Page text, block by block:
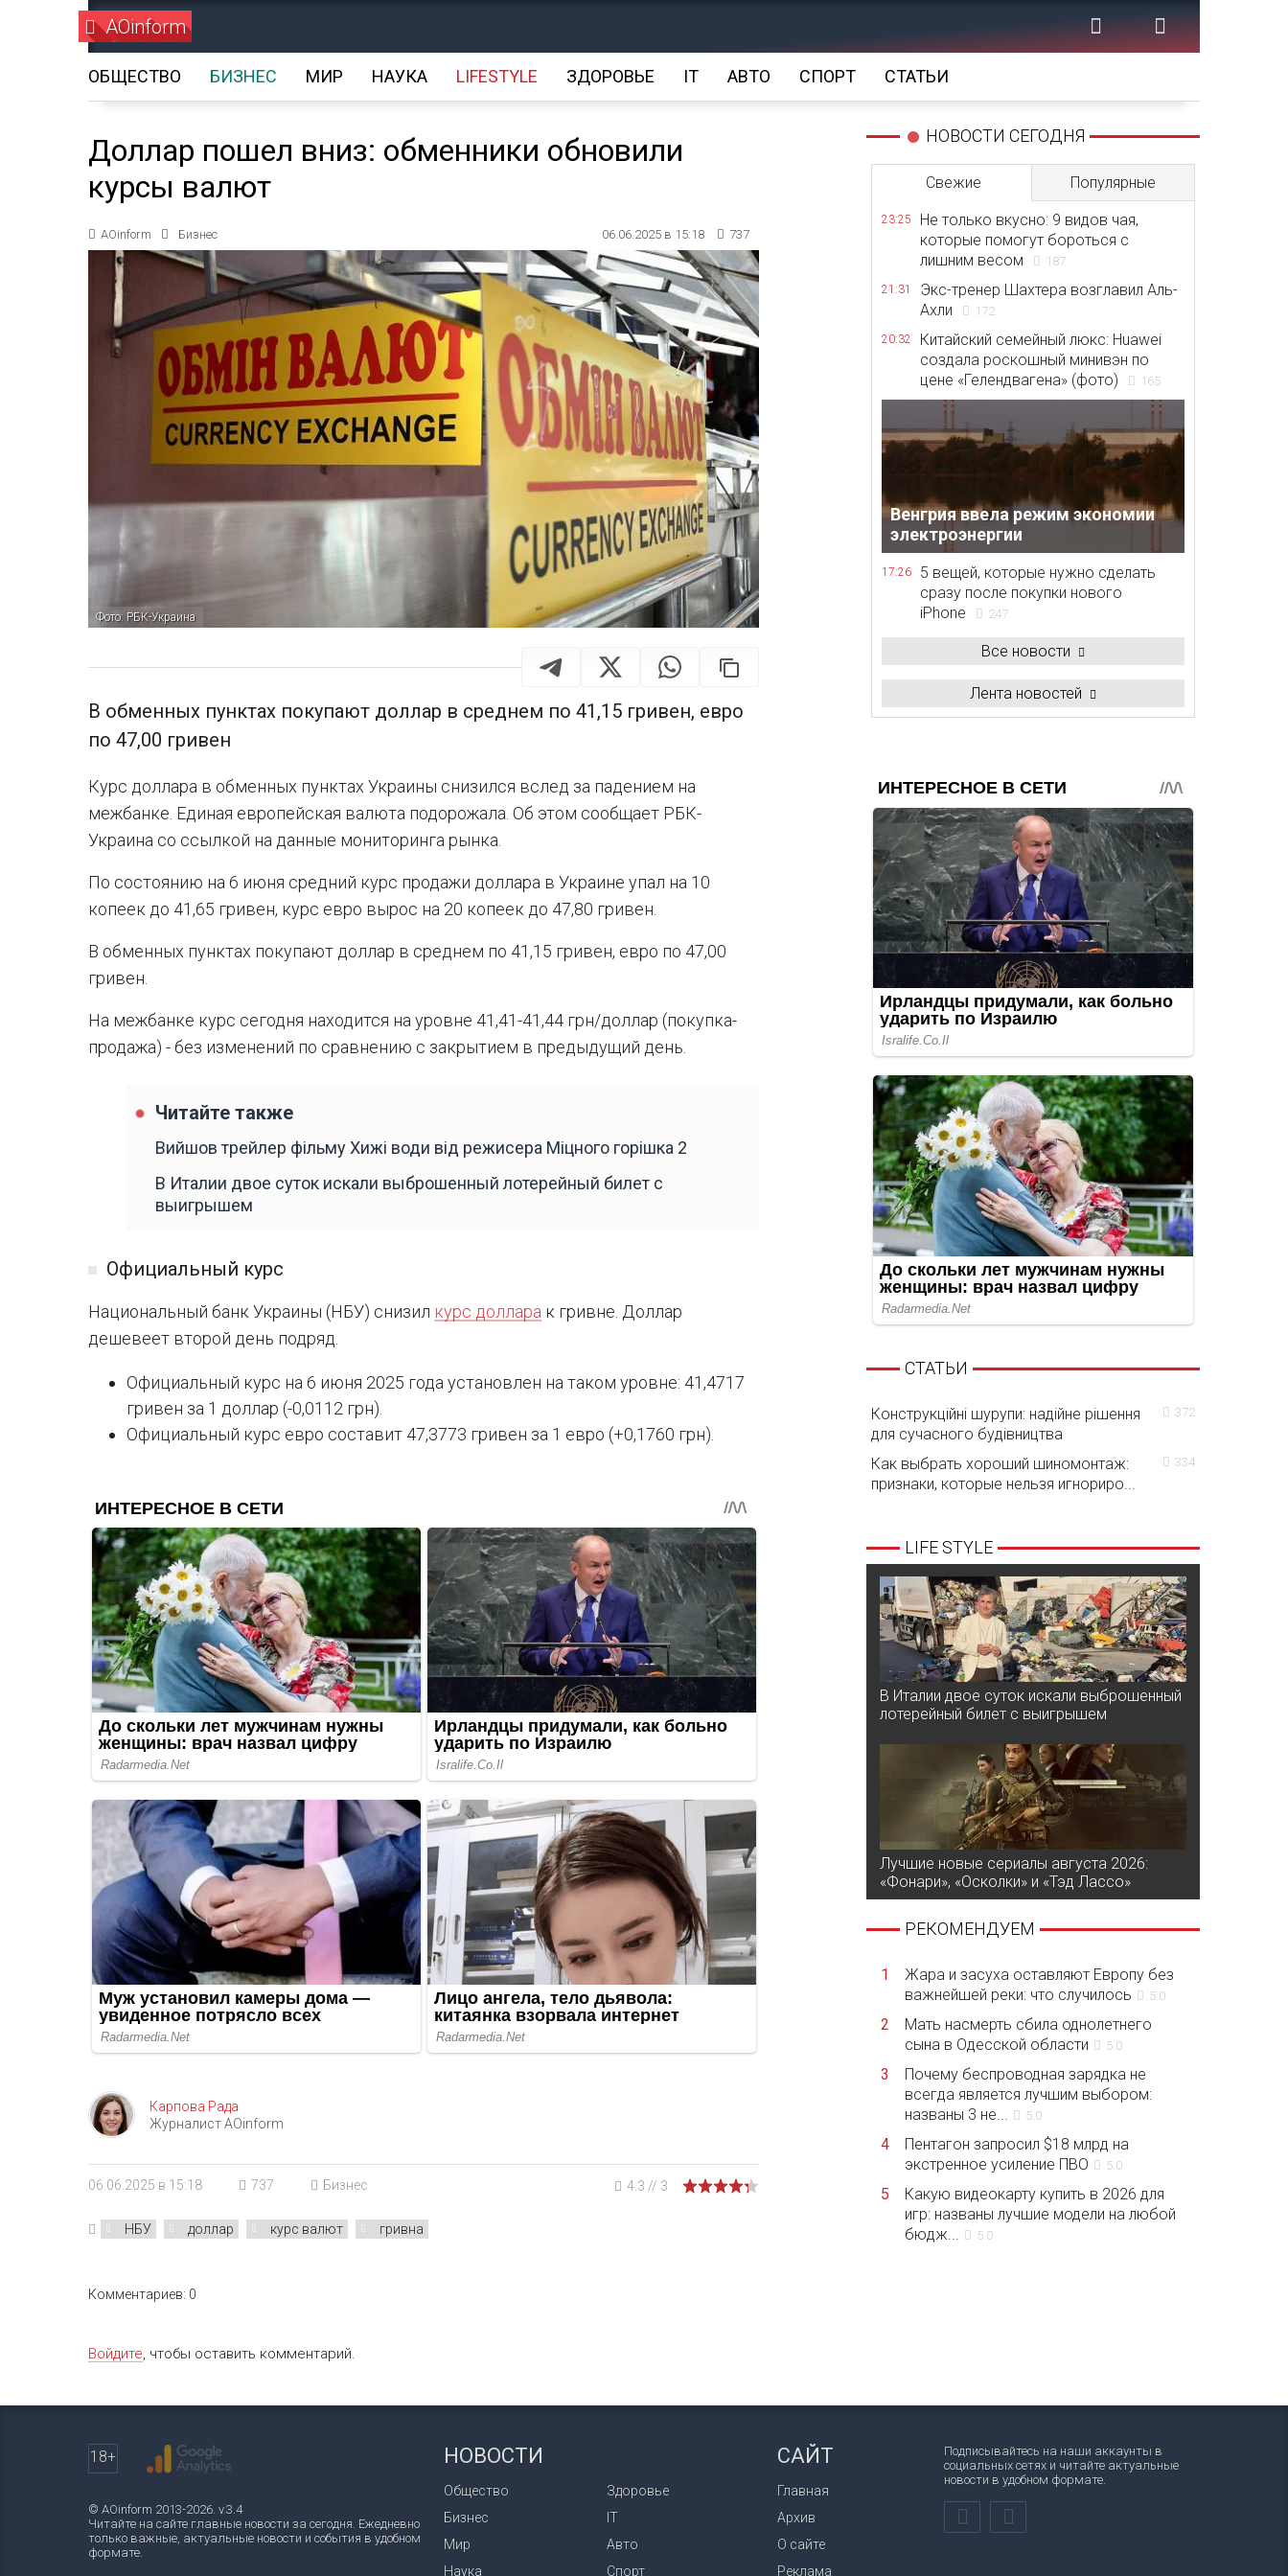
AOinform
ОБЩЕСТВО БИЗНЕС МИР НАУКА LIFESTYLE ЗДОРОВЬЕ IT АВТО СПОРТ СТАТЬИ
Доллар пошел вниз: обменники обновили
курсы валют
AOinform Бизнес 06.06.2025 в 15:18 737
Фото: РБК-Украина
В обменных пунктах покупают доллар в среднем по 41,15 гривен, евро
по 47,00 гривен
Курс доллара в обменных пунктах Украины снизился вслед за падением на
межбанке. Единая европейская валюта подорожала. Об этом сообщает РБК-
Украина со ссылкой на данные мониторинга рынка.
По состоянию на 6 июня средний курс продажи доллара в Украине упал на 10
копеек до 41,65 гривен, курс евро вырос на 20 копеек до 47,80 гривен.
В обменных пунктах покупают доллар в среднем по 41,15 гривен, евро по 47,00
гривен.
На межбанке курс сегодня находится на уровне 41,41-41,44 грн/доллар (покупка-
продажа) - без изменений по сравнению с закрытием в предыдущий день.
Читайте также
Вийшов трейлер фільму Хижі води від режисера Міцного горішка 2
В Италии двое суток искали выброшенный лотерейный билет с
выигрышем
Официальный курс
Национальный банк Украины (НБУ) снизил курс доллара к гривне. Доллар
дешевеет второй день подряд.
Официальный курс на 6 июня 2025 года установлен на таком уровне: 41,4717
гривен за 1 доллар (-0,0112 грн).
Официальный курс евро составит 47,3773 гривен за 1 евро (+0,1760 грн).
Карпова Рада
Журналист AOinform
06.06.2025 в 15:18 737 Бизнес 4.3 // 3
НБУ доллар курс валют гривна
Комментариев: 0
Войдите, чтобы оставить комментарий.
НОВОСТИ СЕГОДНЯ
Свежие Популярные
23:25
Не только вкусно: 9 видов чая,
которые помогут бороться с
лишним весом
187
21:31
Экс-тренер Шахтера возглавил Аль-
Ахли
172
20:32
Китайский семейный люкс: Huawei
создала роскошный минивэн по
цене «Гелендвагена» (фото)
165
Венгрия ввела режим экономии
электроэнергии
17:26
5 вещей, которые нужно сделать
сразу после покупки нового
iPhone
247
Все новости
Лента новостей
СТАТЬИ
Конструкційні шурупи: надійне рішення
для сучасного будівництва
372
Как выбрать хороший шиномонтаж:
признаки, которые нельзя игнориро...
334
LIFE STYLE
В Италии двое суток искали выброшенный
лотерейный билет с выигрышем
Лучшие новые сериалы августа 2026:
«Фонари», «Осколки» и «Тэд Лассо»
РЕКОМЕНДУЕМ
1
Жара и засуха оставляют Европу без
важнейшей реки: что случилось
5.0
2
Мать насмерть сбила однолетнего
сына в Одесской области
5.0
3
Почему беспроводная зарядка не
всегда является лучшим выбором:
названы 3 не...
5.0
4
Пентагон запросил $18 млрд на
экстренное усиление ПВО
5.0
5
Какую видеокарту купить в 2026 для
игр: названы лучшие модели на любой
бюдж...
5.0
18+
© AOinform 2013-2026. v.3.4
Читайте на сайте главные новости за сегодня. Ежедневно
только важные, актуальные новости и события в удобном
формате.
НОВОСТИ
Общество
Бизнес
Мир
Наука
Здоровье
IT
Авто
Спорт
САЙТ
Главная
Архив
О сайте
Реклама
Подписывайтесь на наши аккаунты в
социальных сетях и читайте актуальные
новости в удобном формате.